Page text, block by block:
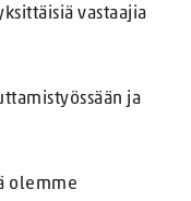
vastaajia
ja
olemme